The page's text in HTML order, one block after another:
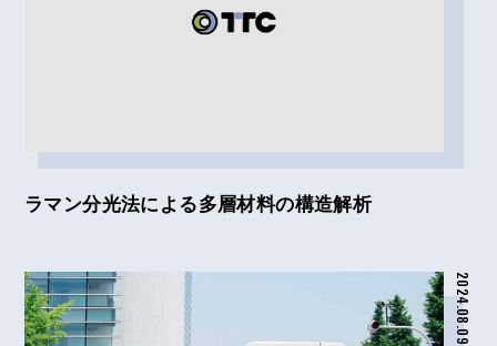
ラマン分光法による多層材料の構造解析
2024.08.09